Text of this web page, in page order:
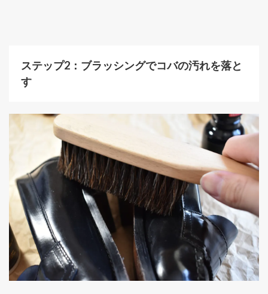
ステップ2：ブラッシングでコバの汚れを落と
す